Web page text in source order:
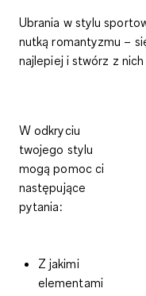
Ubrania w stylu
nutką romantyzmu –
najlepiej i stwórz z
W odkryciu
twojego stylu
mogą pomoc ci
następujące
pytania:
Z jakimi
elementami